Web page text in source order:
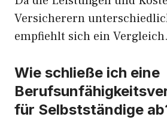
Versicherern
empfiehlt sich ein Vergleich.
Wie schließe ich eine
für Selbstständige